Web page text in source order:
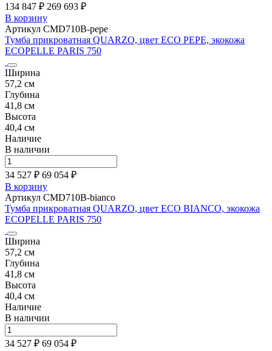
134 847 ₽ 269 693 ₽
В корзину
Артикул CMD710B-pepe
Тумба прикроватная QUARZO, цвет ECO PEPE, экокожа
ECOPELLE PARIS 750
Ширина
57,2 см
Глубина
41,8 см
Высота
40,4 см
Наличие
В наличии
34 527 ₽ 69 054 ₽
В корзину
Артикул CMD710B-bianco
Тумба прикроватная QUARZO, цвет ECO BIANCO, экокожа
ECOPELLE PARIS 750
Ширина
57,2 см
Глубина
41,8 см
Высота
40,4 см
Наличие
В наличии
34 527 ₽ 69 054 ₽